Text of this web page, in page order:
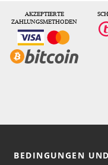
AKZEPTIERTE
ZAHLUNGSMETHODEN
BEDINGUNGEN